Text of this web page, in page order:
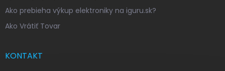
Ako prebieha výkup elektroniky na iguru.sk?
Ako Vrátiť Tovar
KONTAKT